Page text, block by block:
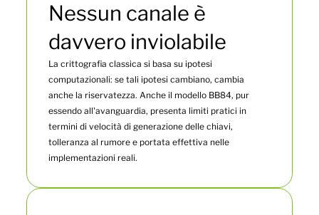
Nessun canale è
davvero inviolabile
La crittografia classica si basa su ipotesi
computazionali: se tali ipotesi cambiano, cambia
anche la riservatezza. Anche il modello BB84, pur
essendo all'avanguardia, presenta limiti pratici in
termini di velocità di generazione delle chiavi,
tolleranza al rumore e portata effettiva nelle
implementazioni reali.